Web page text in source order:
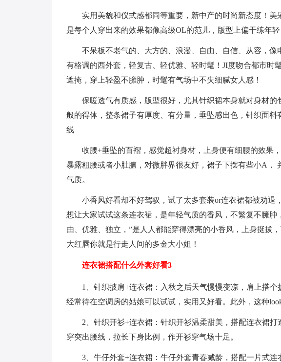
实用美貌和仪式感都同等重要，新中产的时尚新态度！
是每个人穿出来的效果都像高级OL的范儿，版型上偏干练年
不呆板不老气的、大方的、浪漫、自由、自信、从容，
有格调的西外套，轻复古、轻优雅、轻时髦！JI度吻合都市时
遮掩，穿上轻盈不臃肿，时髦有气场中不失细腻女人感！
保暖透气有质感，版型很好，尤其针织裙本身就对身材
般的得体，整条裙子有厚度、有分量，垂坠感出色，针织面
线
收腰+垂坠的百褶，感觉超衬身材，上身便有细腰的效果
暴露粗腰或者小肚腩，对微胖界很友好，裙子下摆有些小A，
气质。
小香风好看却不好驾驭，试了太多套装or连衣裙都被劝退
想让大家试试这条连衣裙，是年轻气质的香风，不繁复不臃肿
由、优雅、独立，”是人人都能穿得漂亮的小香风，上身挺拔
大红唇你就是行走人间的多金大小姐！
连衣裙搭配什么外套好看3
1、针织披肩+连衣裙：入秋之后天气慢慢变凉，肩上搭个
经常待在空调房的姑娘可以试试，实用又好看。此外，这种
2、针织开衫+连衣裙：针织开衫温柔甜美，搭配连衣裙
穿突出腰线，拉长下身比例，作开衫穿气场十足。
3、牛仔外套+连衣裙：牛仔外套青春减龄，搭配一片式